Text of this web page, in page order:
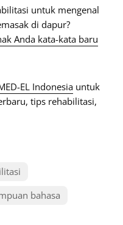
untuk mengenal
di dapur?
Anda kata-kata baru
EL Indonesia untuk
tips rehabilitasi,
bahasa